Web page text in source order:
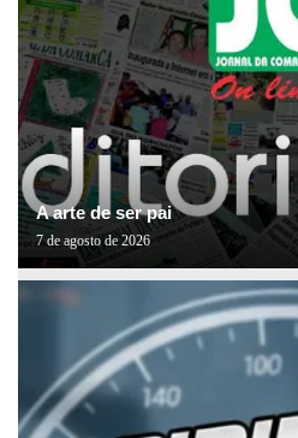
A arte de ser pai
7 de agosto de 2026